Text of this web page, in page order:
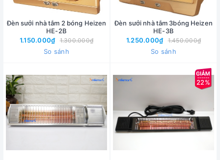
Đèn sưởi nhà tắm 2 bóng Heizen
HE-2B
1.150.000₫
1.300.000₫
So sánh
Đèn sưởi nhà tắm 3bóng Heizen
HE-3B
1.250.000₫
1.450.000₫
So sánh
22%